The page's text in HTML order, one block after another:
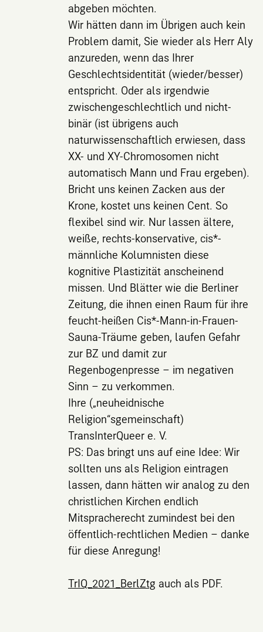
abgeben möchten.
Wir hätten dann im Übrigen auch kein
Problem damit, Sie wieder als Herr Aly
anzureden, wenn das Ihrer
Geschlechtsidentität (wieder/besser)
entspricht. Oder als irgendwie
zwischengeschlechtlich und nicht-
binär (ist übrigens auch
naturwissenschaftlich erwiesen, dass
XX- und XY-Chromosomen nicht
automatisch Mann und Frau ergeben).
Bricht uns keinen Zacken aus der
Krone, kostet uns keinen Cent. So
flexibel sind wir. Nur lassen ältere,
weiße, rechts-konservative, cis*-
männliche Kolumnisten diese
kognitive Plastizität anscheinend
missen. Und Blätter wie die Berliner
Zeitung, die ihnen einen Raum für ihre
feucht-heißen Cis*-Mann-in-Frauen-
Sauna-Träume geben, laufen Gefahr
zur BZ und damit zur
Regenbogenpresse – im negativen
Sinn – zu verkommen.
Ihre („neuheidnische
Religion“sgemeinschaft)
TransInterQueer e. V.
PS: Das bringt uns auf eine Idee: Wir
sollten uns als Religion eintragen
lassen, dann hätten wir analog zu den
christlichen Kirchen endlich
Mitspracherecht zumindest bei den
öffentlich-rechtlichen Medien – danke
für diese Anregung!
TrIQ_2021_BerlZtg auch als PDF.